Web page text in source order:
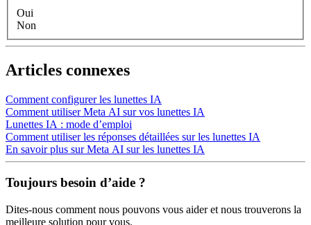
Oui
Non
Articles connexes
Comment configurer les lunettes IA
Comment utiliser Meta AI sur vos lunettes IA
Lunettes IA : mode d’emploi
Comment utiliser les réponses détaillées sur les lunettes IA
En savoir plus sur Meta AI sur les lunettes IA
Toujours besoin d’aide ?
Dites-nous comment nous pouvons vous aider et nous trouverons la
meilleure solution pour vous.